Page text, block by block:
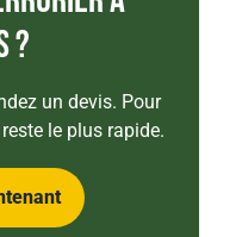
?
un devis. Pour
le plus rapide.